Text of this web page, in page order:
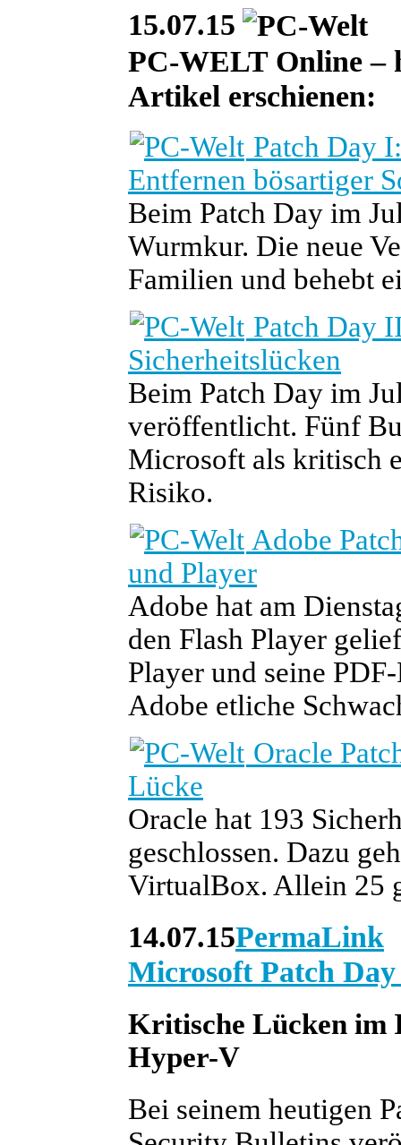
15.07.15
PC-WELT Online –
Artikel erschienen:
Patch Day
Entfernen bösartiger
Beim Patch Day im
Wurmkur. Die neue
Familien und behebt
Patch Day
Sicherheitslücken
Beim Patch Day im
veröffentlicht. Fünf
Microsoft als kritisch
Risiko.
Adobe
und Player
Adobe hat am
den Flash Player
Player und seine
Adobe etliche
Oracle
Lücke
Oracle hat 193
geschlossen. Dazu
VirtualBox. Allein 25
14.07.15PermaLink
Microsoft Patch
Kritische Lücken im
Hyper-V
Bei seinem heutigen